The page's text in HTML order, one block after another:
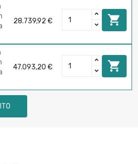
28.739,92 € 
47.093,20 € 